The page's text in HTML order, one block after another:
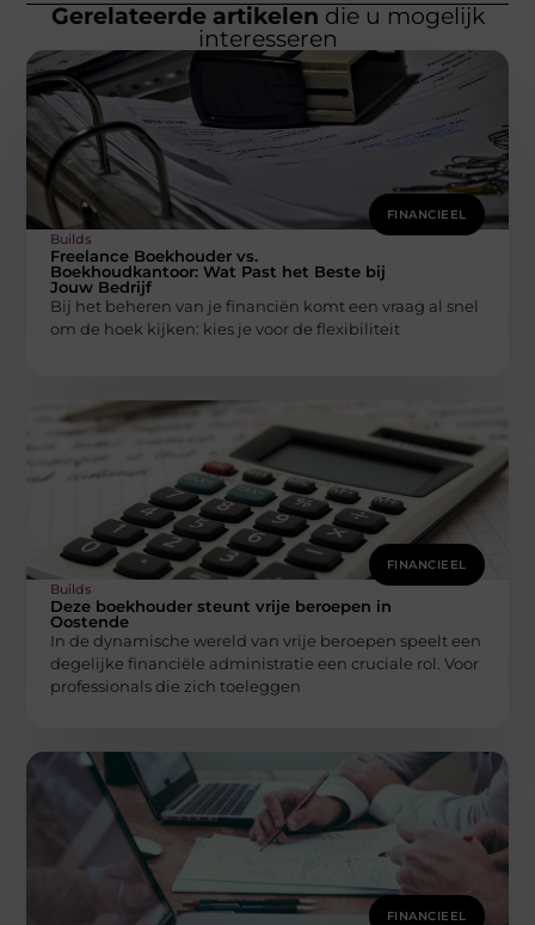
Gerelateerde artikelen die u mogelijk
interesseren
FINANCIEEL
Builds
Freelance Boekhouder vs.
Boekhoudkantoor: Wat Past het Beste bij
Jouw Bedrijf
Bij het beheren van je financiën komt een vraag al snel
om de hoek kijken: kies je voor de flexibiliteit
FINANCIEEL
Builds
Deze boekhouder steunt vrije beroepen in
Oostende
In de dynamische wereld van vrije beroepen speelt een
degelijke financiële administratie een cruciale rol. Voor
professionals die zich toeleggen
FINANCIEEL